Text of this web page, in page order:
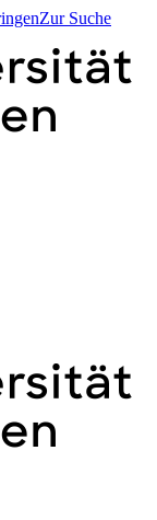
Zur Suche